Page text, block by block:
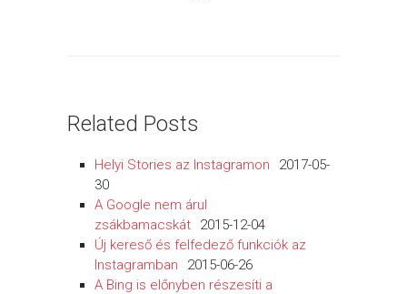
Related Posts
Helyi Stories az Instagramon
2017-05-
30
A Google nem árul
zsákbamacskát
2015-12-04
Új kereső és felfedező funkciók az
Instagramban
2015-06-26
A Bing is előnyben részesíti a